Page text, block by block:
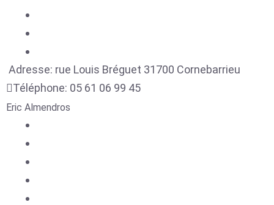
Adresse: rue Louis Bréguet 31700 Cornebarrieu
Téléphone: 05 61 06 99 45
Eric Almendros